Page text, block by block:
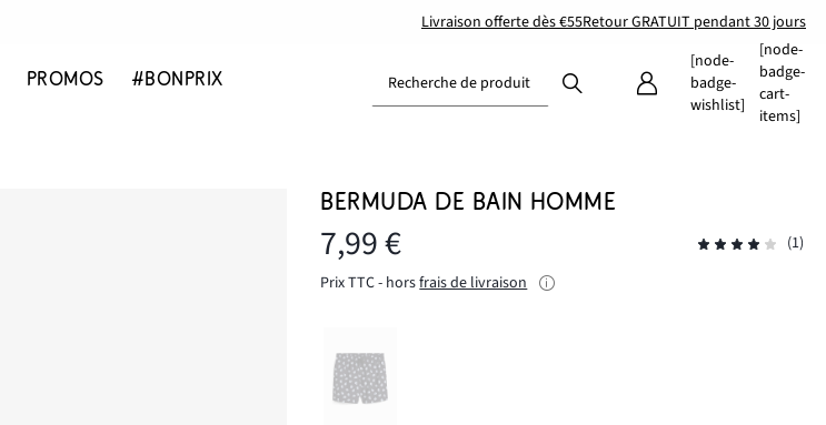
Livraison offerte dès €55Retour GRATUIT pendant 30 jours
PROMOS #BONPRIX Recherche de produit
[node-
badge-
wishlist]
[node-
badge-
cart-
items]
BERMUDA DE BAIN HOMME
7,99 €
(1)
Prix TTC - horsfrais de livraison